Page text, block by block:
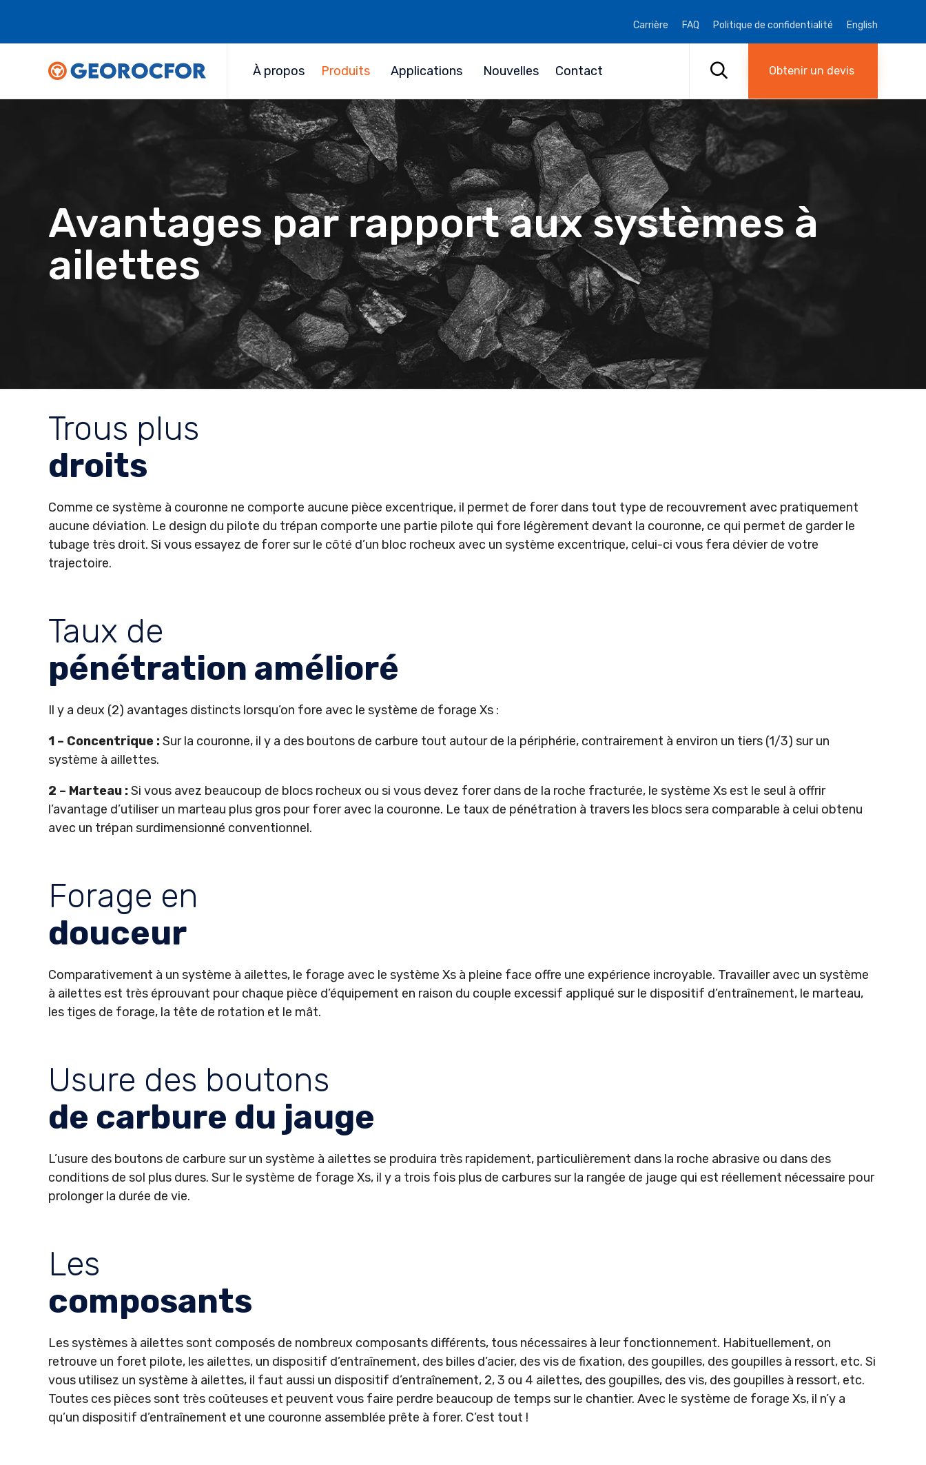
Carrière FAQ Politique de confidentialité English
À propos Produits Applications Nouvelles Contact  Obtenir un devis
Avantages par rapport aux systèmes à
ailettes
Trous plus
droits
Comme ce système à couronne ne comporte aucune pièce excentrique, il permet de forer dans tout type de recouvrement avec pratiquement
aucune déviation. Le design du pilote du trépan comporte une partie pilote qui fore légèrement devant la couronne, ce qui permet de garder le
tubage très droit. Si vous essayez de forer sur le côté d’un bloc rocheux avec un système excentrique, celui-ci vous fera dévier de votre
trajectoire.
Taux de
pénétration amélioré
Il y a deux (2) avantages distincts lorsqu’on fore avec le système de forage Xs :
1 – Concentrique :Sur la couronne, il y a des boutons de carbure tout autour de la périphérie, contrairement à environ un tiers (1/3) sur un
système à aillettes.
2 – Marteau :Si vous avez beaucoup de blocs rocheux ou si vous devez forer dans de la roche fracturée, le système Xs est le seul à offrir
l’avantage d’utiliser un marteau plus gros pour forer avec la couronne. Le taux de pénétration à travers les blocs sera comparable à celui obtenu
avec un trépan surdimensionné conventionnel.
Forage en
douceur
Comparativement à un système à ailettes, le forage avec le système Xs à pleine face offre une expérience incroyable. Travailler avec un système
à ailettes est très éprouvant pour chaque pièce d’équipement en raison du couple excessif appliqué sur le dispositif d’entraînement, le marteau,
les tiges de forage, la tête de rotation et le mât.
Usure des boutons
de carbure du jauge
L’usure des boutons de carbure sur un système à ailettes se produira très rapidement, particulièrement dans la roche abrasive ou dans des
conditions de sol plus dures. Sur le système de forage Xs, il y a trois fois plus de carbures sur la rangée de jauge qui est réellement nécessaire pour
prolonger la durée de vie.
Les
composants
Les systèmes à ailettes sont composés de nombreux composants différents, tous nécessaires à leur fonctionnement. Habituellement, on
retrouve un foret pilote, les ailettes, un dispositif d’entraînement, des billes d’acier, des vis de fixation, des goupilles, des goupilles à ressort, etc. Si
vous utilisez un système à ailettes, il faut aussi un dispositif d’entraînement, 2, 3 ou 4 ailettes, des goupilles, des vis, des goupilles à ressort, etc.
Toutes ces pièces sont très coûteuses et peuvent vous faire perdre beaucoup de temps sur le chantier. Avec le système de forage Xs, il n’y a
qu’un dispositif d’entraînement et une couronne assemblée prête à forer. C’est tout !